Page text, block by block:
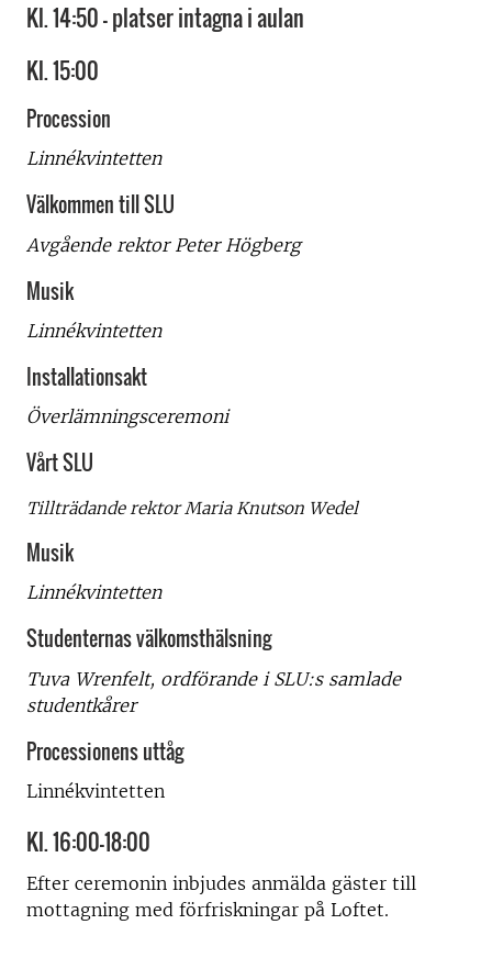
Kl. 14:50 - platser intagna i aulan
Kl. 15:00
Procession
Linnékvintetten
Välkommen till SLU
Avgående rektor Peter Högberg
Musik
Linnékvintetten
Installationsakt
Överlämningsceremoni
Vårt SLU
Tillträdande rektor Maria Knutson Wedel
Musik
Linnékvintetten
Studenternas välkomsthälsning
Tuva Wrenfelt, ordförande i SLU:s samlade
studentkårer
Processionens uttåg
Linnékvintetten
Kl. 16:00-18:00
Efter ceremonin inbjudes anmälda gäster till
mottagning med förfriskningar på Loftet.